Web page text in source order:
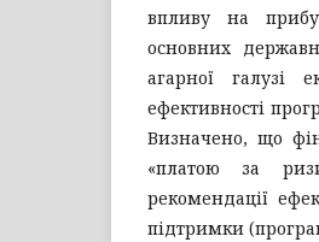
впливу на
основних
агарної галузі
ефективності
Визначено, що
«платою за
рекомендації
підтримки